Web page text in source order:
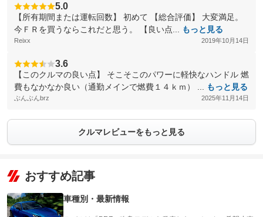
5.0
【所有期間または運転回数】 初めて 【総合評価】 大変満足。
今ＦＲを買うならこれだと思う。 【良い点...
もっと見る
Reixx 2019年10月14日
3.6
【このクルマの良い点】 そこそこのパワーに軽快なハンドル 燃
費もなかなか良い（通勤メインで燃費１４ｋｍ） ...
もっと見る
ぶんぶんbrz 2025年11月14日
クルマレビューをもっと見る
おすすめ記事
車種別・最新情報